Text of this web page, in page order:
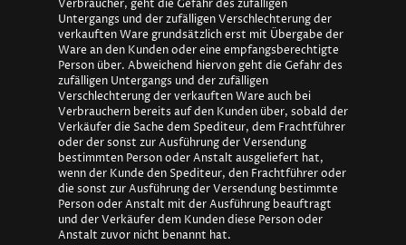
Verbraucher, geht die Gefahr des zufälligen
Untergangs und der zufälligen Verschlechterung der
verkauften Ware grundsätzlich erst mit Übergabe der
Ware an den Kunden oder eine empfangsberechtigte
Person über. Abweichend hiervon geht die Gefahr des
zufälligen Untergangs und der zufälligen
Verschlechterung der verkauften Ware auch bei
Verbrauchern bereits auf den Kunden über, sobald der
Verkäufer die Sache dem Spediteur, dem Frachtführer
oder der sonst zur Ausführung der Versendung
bestimmten Person oder Anstalt ausgeliefert hat,
wenn der Kunde den Spediteur, den Frachtführer oder
die sonst zur Ausführung der Versendung bestimmte
Person oder Anstalt mit der Ausführung beauftragt
und der Verkäufer dem Kunden diese Person oder
Anstalt zuvor nicht benannt hat.